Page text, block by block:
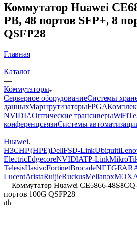
Коммутатор Huawei
PB, 48 портов SFP+, 8
QSFP28
Главная
—
Каталог
—
Коммутаторы
Серверное оборудованиеСистемы
данныхМаршрутизаторыFPGA
NVIDIAОптические трансиверыWiFi
конференцсвязиСистемы
—
Huawei
H3CHP (HPE)DellFSD-LinkUbiquiti
ElectricEdgecoreNVIDIATP-Link
TelesisHasivoFortinetBrocadeNETGEAR
LucentAristaRuijieRuckusMellanoxMOXA
—Коммутатор Huawei CE6866-
портов 100G QSFP28